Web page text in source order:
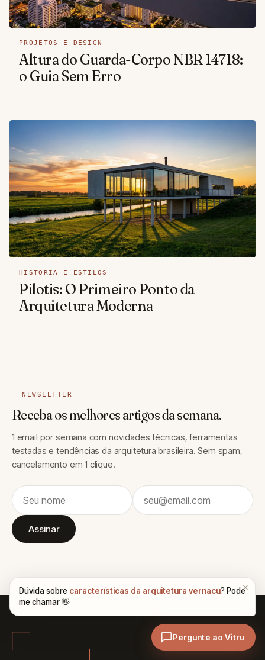
PROJETOS E DESIGN
Altura do Guarda-Corpo NBR 14718:
o Guia Sem Erro
HISTÓRIA E ESTILOS
Pilotis: O Primeiro Ponto da
Arquitetura Moderna
— NEWSLETTER
Receba os melhores artigos da semana.
1 email por semana com novidades técnicas, ferramentas
testadas e tendências da arquitetura brasileira. Sem spam,
cancelamento em 1 clique.
Assinar